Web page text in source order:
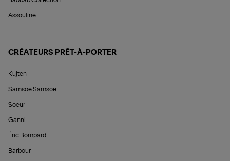
Assouline
CRÉATEURS PRÊT-À-PORTER
Kujten
Samsoe Samsoe
Soeur
Ganni
Éric Bompard
Barbour